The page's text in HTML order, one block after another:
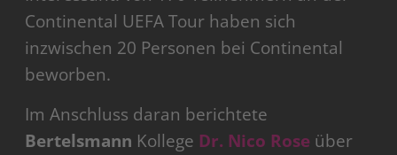
Continental UEFA Tour haben sich
inzwischen 20 Personen bei Continental
beworben.
Im Anschluss daran berichtete
Bertelsmann Kollege Dr. Nico Rose über